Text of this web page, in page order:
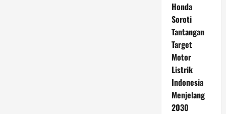
Honda
Soroti
Tantangan
Target
Motor
Listrik
Indonesia
Menjelang
2030